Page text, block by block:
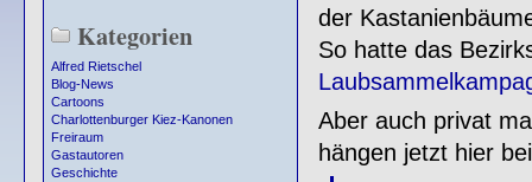
Kategorien
Alfred Rietschel
Blog-News
Cartoons
Charlottenburger Kiez-Kanonen
Freiraum
Gastautoren
Geschichte
der
So hatte das
Aber auch privat
hängen jetzt hier